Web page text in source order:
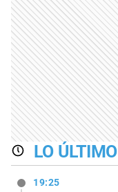
LO ÚLTIMO
19:25